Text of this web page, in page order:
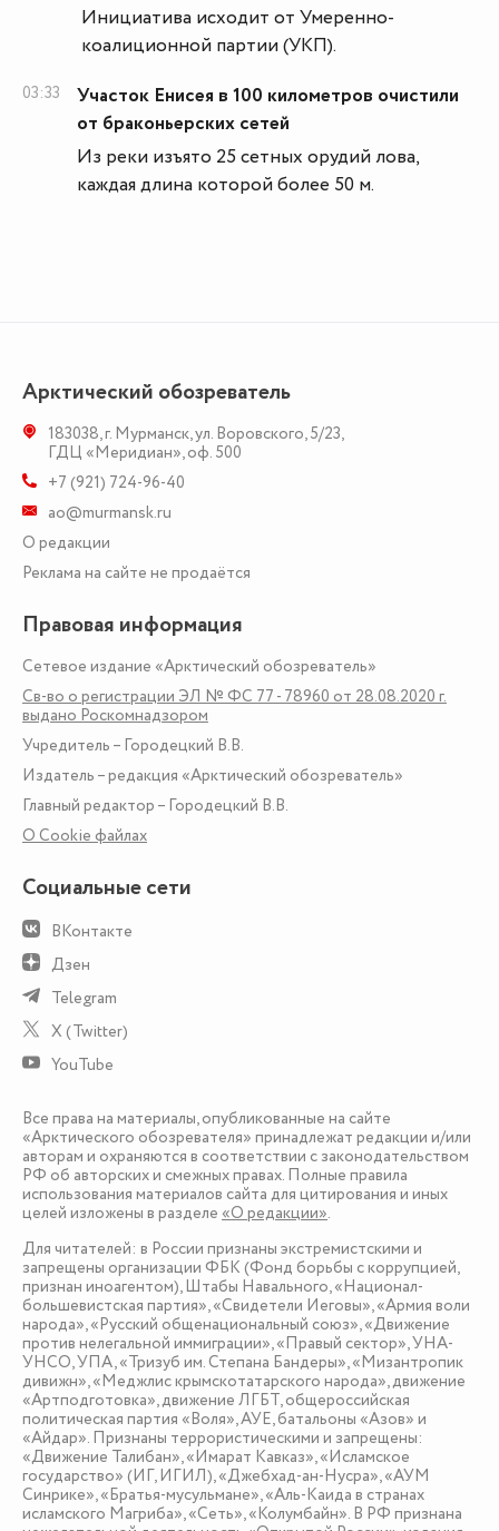
Инициатива исходит от Умеренно-
коалиционной партии (УКП).
03:33
Участок Енисея в 100 километров очистили
от браконьерских сетей
Из реки изъято 25 сетных орудий лова,
каждая длина которой более 50 м.
Арктический обозреватель
183038,г. Мурманск,ул. Воровского, 5/23,
ГДЦ «Меридиан», оф. 500
+7 (921) 724-96-40
ao@murmansk.ru
О редакции
Реклама на сайте не продаётся
Правовая информация
Сетевое издание «Арктический обозреватель»
Св-во о регистрации ЭЛ № ФС 77 - 78960 от 28.08.2020 г.
выдано Роскомнадзором
Учредитель – Городецкий В.В.
Издатель – редакция «Арктический обозреватель»
Главный редактор – Городецкий В.В.
О Сookie файлах
Социальные сети
ВКонтакте
Дзен
Telegram
X (Twitter)
YouTube
Все права на материалы, опубликованные на сайте
«Арктического обозревателя» принадлежат редакции и/или
авторам и охраняются в соответствии с законодательством
РФ об авторских и смежных правах. Полные правила
использования материалов сайта для цитирования и иных
целей изложены в разделе «О редакции».
Для читателей: в России признаны экстремистскими и
запрещены организации ФБК (Фонд борьбы с коррупцией,
признан иноагентом), Штабы Навального, «Национал-
большевистская партия», «Свидетели Иеговы», «Армия воли
народа», «Русский общенациональный союз», «Движение
против нелегальной иммиграции», «Правый сектор», УНА-
УНСО, УПА, «Тризуб им. Степана Бандеры», «Мизантропик
дивижн», «Меджлис крымскотатарского народа», движение
«Артподготовка», движение ЛГБТ, общероссийская
политическая партия «Воля», АУЕ, батальоны «Азов» и
«Айдар». Признаны террористическими и запрещены:
«Движение Талибан», «Имарат Кавказ», «Исламское
государство» (ИГ, ИГИЛ), «Джебхад-ан-Нусра», «АУМ
Синрике», «Братья-мусульмане», «Аль-Каида в странах
исламского Магриба», «Сеть», «Колумбайн». В РФ признана